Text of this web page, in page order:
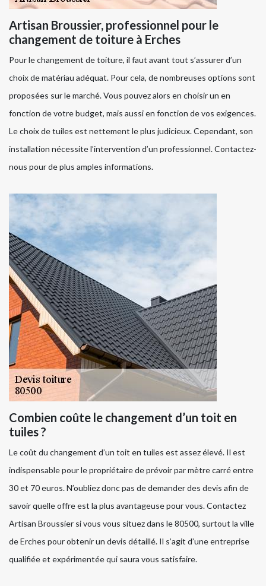
Artisan Broussier, professionnel pour le
changement de toiture à Erches
Pour le changement de toiture, il faut avant tout s’assurer d’un
choix de matériau adéquat. Pour cela, de nombreuses options sont
proposées sur le marché. Vous pouvez alors en choisir un en
fonction de votre budget, mais aussi en fonction de vos exigences.
Le choix de tuiles est nettement le plus judicieux. Cependant, son
installation nécessite l’intervention d’un professionnel. Contactez-
nous pour de plus amples informations.
Combien coûte le changement d’un toit en
tuiles ?
Le coût du changement d’un toit en tuiles est assez élevé. Il est
indispensable pour le propriétaire de prévoir par mètre carré entre
30 et 70 euros. N’oubliez donc pas de demander des devis afin de
savoir quelle offre est la plus avantageuse pour vous. Contactez
Artisan Broussier si vous vous situez dans le 80500, surtout la ville
de Erches pour obtenir un devis détaillé. Il s’agit d’une entreprise
qualifiée et expérimentée qui saura vous satisfaire.